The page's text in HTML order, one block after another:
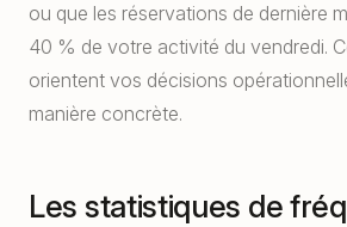
ou que les réservations de dernière
40 % de votre activité du vendredi.
orientent vos décisions
manière concrète.
Les statistiques de